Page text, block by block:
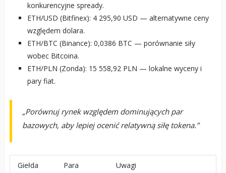
konkurencyjne spready.
ETH/USD (Bitfinex): 4 295,90 USD — alternatywne ceny
względem dolara.
ETH/BTC (Binance): 0,0386 BTC — porównanie siły
wobec Bitcoina.
ETH/PLN (Zonda): 15 558,92 PLN — lokalne wyceny i
pary fiat.
„Porównuj rynek względem dominujących par
bazowych, aby lepiej ocenić relatywną siłę tokena.”
Giełda Para Uwagi